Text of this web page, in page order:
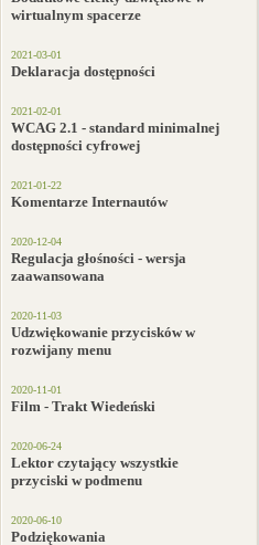
wirtualnym spacerze
2021-03-01
Deklaracja dostępności
2021-02-01
WCAG 2.1 - standard minimalnej
dostępności cyfrowej
2021-01-22
Komentarze Internautów
2020-12-04
Regulacja głośności - wersja
zaawansowana
2020-11-03
Udzwiękowanie przycisków w
rozwijany menu
2020-11-01
Film - Trakt Wiedeński
2020-06-24
Lektor czytający wszystkie
przyciski w podmenu
2020-06-10
Podziękowania